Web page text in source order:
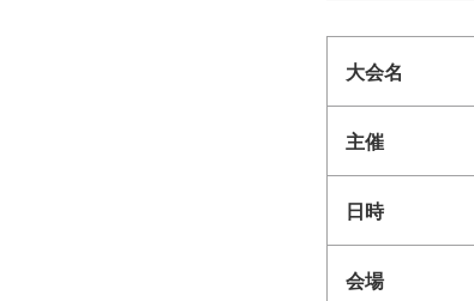
大会名
主催
日時
会場